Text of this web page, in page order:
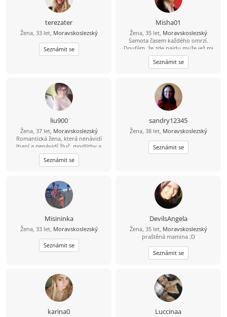
terezater
Žena, 33 let, Moravskoslezský
Seznámit se
Misha01
Žena, 35 let, Moravskoslezský
Samota časem každého omrzí.
Doufám, že zde najdu muže jež mi
pomuže tu samotu odehnat.
Seznámit se
liu900
Žena, 37 let, Moravskoslezský
Romantická žena, která nenávidí
lhaní a nenávidí žluč, modlitby a
strach z Boha, tichá a láskyplná,
hledá stabilitu a šťastný život.
Seznámit se
sandry12345
Žena, 38 let, Moravskoslezský
Seznámit se
Misininka
Žena, 33 let, Moravskoslezský
Seznámit se
DevilsAngela
Žena, 35 let, Moravskoslezský
praštěná mamina :D
Seznámit se
karina0 Luccinaa